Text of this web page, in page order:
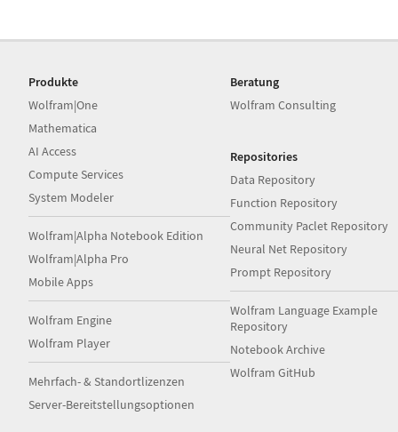
Produkte
Wolfram|One
Mathematica
AI Access
Compute Services
System Modeler
Wolfram|Alpha Notebook Edition
Wolfram|Alpha Pro
Mobile Apps
Wolfram Engine
Wolfram Player
Mehrfach- & Standortlizenzen
Server-Bereitstellungsoptionen
Beratung
Wolfram Consulting
Repositories
Data Repository
Function Repository
Community Paclet Repository
Neural Net Repository
Prompt Repository
Wolfram Language Example
Repository
Notebook Archive
Wolfram GitHub